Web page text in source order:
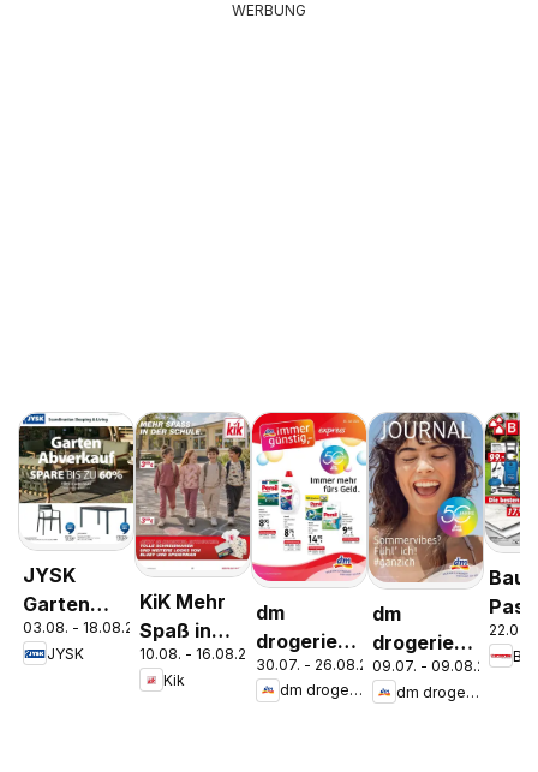
WERBUNG
JYSK
Garten
Abverkauf
Spare Bis
03.08. - 18.08.2026
JYSK
KiK Mehr
Spaß in
der Schule
10.08. - 16.08.2026
Kik
dm
drogerie
markt
Journal
30.07. - 26.08.2026
dm drogerie markt
dm
drogerie
markt
Journal
09.07. - 09.08.2026
dm drogerie markt
22.07.